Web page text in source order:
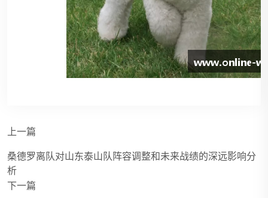
上一篇
桑德罗离队对山东泰山队阵容调整和未来战绩的深远影响分
析
下一篇